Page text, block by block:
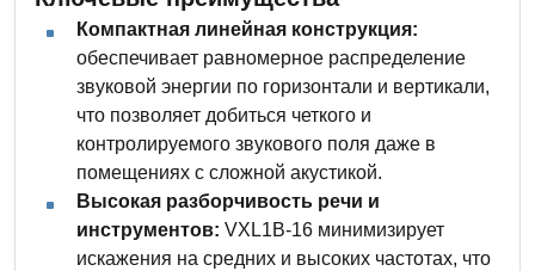
Компактная линейная конструкция:
обеспечивает равномерное распределение
звуковой энергии по горизонтали и вертикали,
что позволяет добиться четкого и
контролируемого звукового поля даже в
помещениях с сложной акустикой.
Высокая разборчивость речи и
инструментов: VXL1B-16 минимизирует
искажения на средних и высоких частотах, что